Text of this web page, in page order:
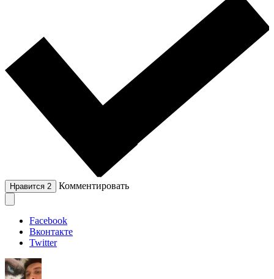
Нравится 2 Комментировать
Facebook
Вконтакте
Twitter